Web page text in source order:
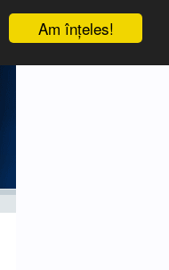
Am înţeles!